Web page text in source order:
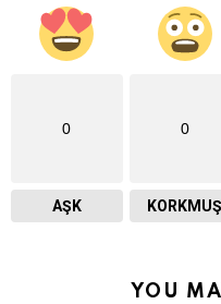
0
AŞK
0
KORKMUŞ
YOU